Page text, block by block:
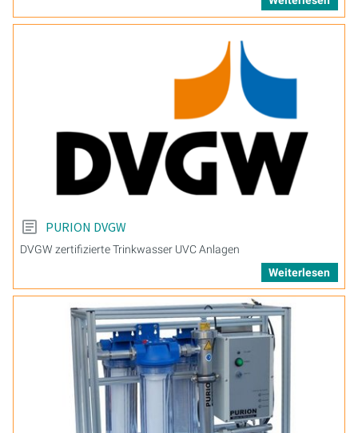
PURION DVGW
DVGW zertifizierte Trinkwasser UVC Anlagen
Weiterlesen